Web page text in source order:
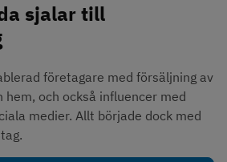
sjalar till
företagare med försäljning av
och också influencer med
medier. Allt började dock med